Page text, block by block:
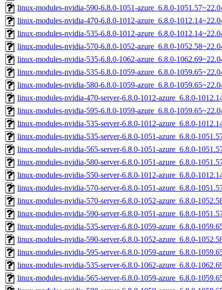
linux-modules-nvidia-590-6.8.0-1051-azure_6.8.0-
linux-modules-nvidia-470-6.8.0-1012-azure_6.8.0-
linux-modules-nvidia-535-6.8.0-1012-azure_6.8.0-
linux-modules-nvidia-570-6.8.0-1052-azure_6.8.0-
linux-modules-nvidia-535-6.8.0-1062-azure_6.8.0-
linux-modules-nvidia-535-6.8.0-1059-azure_6.8.0-
linux-modules-nvidia-580-6.8.0-1059-azure_6.8.0-
linux-modules-nvidia-470-server-6.8.0-1012-azure_6.8.0-
linux-modules-nvidia-595-6.8.0-1059-azure_6.8.0-
linux-modules-nvidia-535-server-6.8.0-1012-azure_6.8.0-
linux-modules-nvidia-535-server-6.8.0-1051-azure_6.8.0-
linux-modules-nvidia-565-server-6.8.0-1051-azure_6.8.0-
linux-modules-nvidia-580-server-6.8.0-1051-azure_6.8.0-
linux-modules-nvidia-550-server-6.8.0-1012-azure_6.8.0-
linux-modules-nvidia-570-server-6.8.0-1051-azure_6.8.0-
linux-modules-nvidia-570-server-6.8.0-1052-azure_6.8.0-
linux-modules-nvidia-590-server-6.8.0-1051-azure_6.8.0-
linux-modules-nvidia-535-server-6.8.0-1059-azure_6.8.0-
linux-modules-nvidia-590-server-6.8.0-1052-azure_6.8.0-
linux-modules-nvidia-595-server-6.8.0-1059-azure_6.8.0-
linux-modules-nvidia-535-server-6.8.0-1062-azure_6.8.0-
linux-modules-nvidia-565-server-6.8.0-1059-azure_6.8.0-